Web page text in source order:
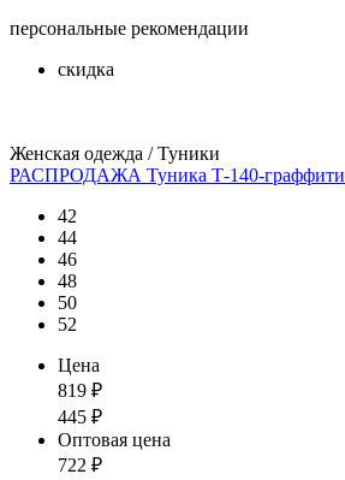
персональные рекомендации
скидка
Женская одежда / Туники
РАСПРОДАЖА Туника Т-140-граффити
42
44
46
48
50
52
Цена
819 ₽
445 ₽
Оптовая цена
722 ₽